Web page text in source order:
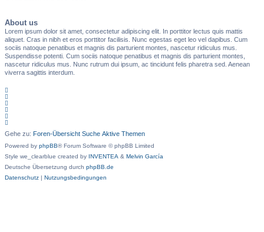
About us
Lorem ipsum dolor sit amet, consectetur adipiscing elit. In porttitor lectus quis mattis
aliquet. Cras in nibh et eros porttitor facilisis. Nunc egestas eget leo vel dapibus. Cum
sociis natoque penatibus et magnis dis parturient montes, nascetur ridiculus mus.
Suspendisse potenti. Cum sociis natoque penatibus et magnis dis parturient montes,
nascetur ridiculus mus. Nunc rutrum dui ipsum, ac tincidunt felis pharetra sed. Aenean
viverra sagittis interdum.
Gehe zu: Foren-Übersicht Suche Aktive Themen
Powered by phpBB® Forum Software © phpBB Limited
Style we_clearblue created by INVENTEA & Melvin García
Deutsche Übersetzung durch phpBB.de
Datenschutz | Nutzungsbedingungen